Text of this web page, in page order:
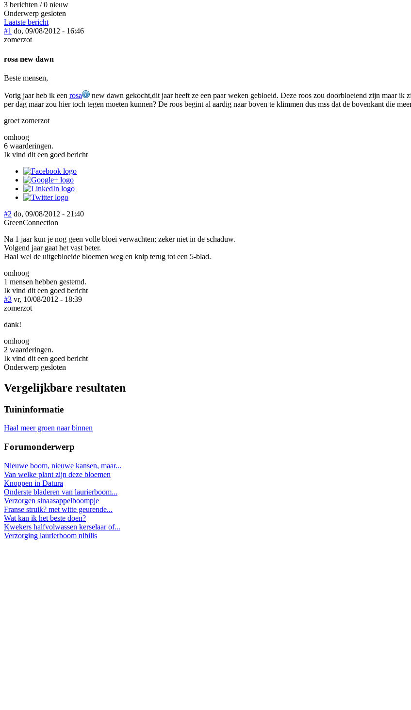
3 berichten / 0 nieuw
Onderwerp gesloten
Laatste bericht
#1 do, 09/08/2012 - 16:46
zomerzot
rosa new dawn
Beste mensen,
Vorig jaar heb ik een rosa
new dawn gekocht,dit jaar heeft ze een paar weken gebloeid. Deze roos zou doorbloeiend zijn maar ik
per dag maar zou hier toch tegen moeten kunnen? De roos begint al aardig naar boven te klimmen dus mss dat de bovenkant die
groet zomerzot
omhoog
6 waarderingen.
Ik vind dit een goed bericht
#2 do, 09/08/2012 - 21:40
GreenConnection
Na 1 jaar kun je nog geen volle bloei verwachten; zeker niet in de schaduw.
Volgend jaar gaat het vast beter.
Haal wel de uitgebloeide bloemen weg en knip terug tot een 5-blad.
omhoog
1 mensen hebben gestemd.
Ik vind dit een goed bericht
#3 vr, 10/08/2012 - 18:39
zomerzot
dank!
omhoog
2 waarderingen.
Ik vind dit een goed bericht
Onderwerp gesloten
Vergelijkbare resultaten
Tuininformatie
Haal meer groen naar binnen
Forumonderwerp
Nieuwe boom, nieuwe kansen, maar...
Van welke plant zijn deze bloemen
Knoppen in Datura
Onderste bladeren van laurierboom...
Verzorgen sinaasappelboompje
Franse struik? met witte geurende...
Wat kan ik het beste doen?
Kwekers halfvolwassen kerselaar of...
Verzorging laurierboom nibilis